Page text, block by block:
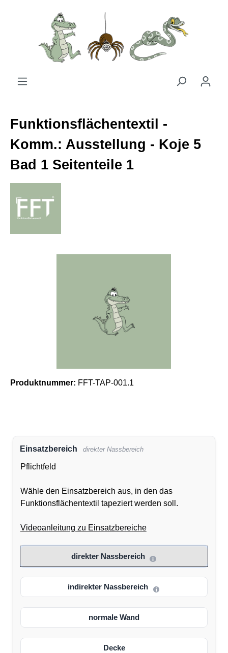
Zum Hauptinhalt springen
Funktionsflächentextil -
Komm.: Ausstellung - Koje 5
Bad 1 Seitenteile 1
Produktnummer: FFT-TAP-001.1
Einsatzbereich direkter Nassbereich
Pflichtfeld
Wähle den Einsatzbereich aus, in den das
Funktionsflächentextil tapeziert werden soll.
Videoanleitung zu Einsatzbereiche
direkter Nassbereich
indirekter Nassbereich
normale Wand
Decke